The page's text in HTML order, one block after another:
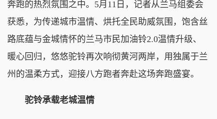
奔跑的热烈氛围之中。5月11日，记者从兰马组委会
获悉，为传递城市温情、烘托全民助威氛围，饱含丝
路底蕴与金城情怀的兰马市民加油铃2.0温情升级、
暖心回归，悠悠驼铃再次响彻黄河两岸，用独属于兰
州的温柔方式，迎接八方跑者奔赴这场奔跑盛宴。
驼铃承载老城温情